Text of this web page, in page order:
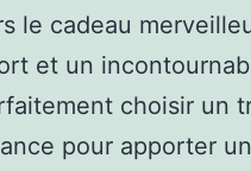
le cadeau
et un
choisir un
pour apporter